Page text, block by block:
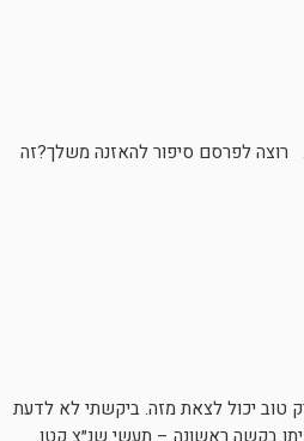
רוצה לפרסם סיפור להאזנה משלך?זה
טוב יכול לצאת מזה. ביקשתי לא לדעת